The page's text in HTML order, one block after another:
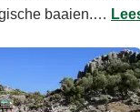
baaien.…